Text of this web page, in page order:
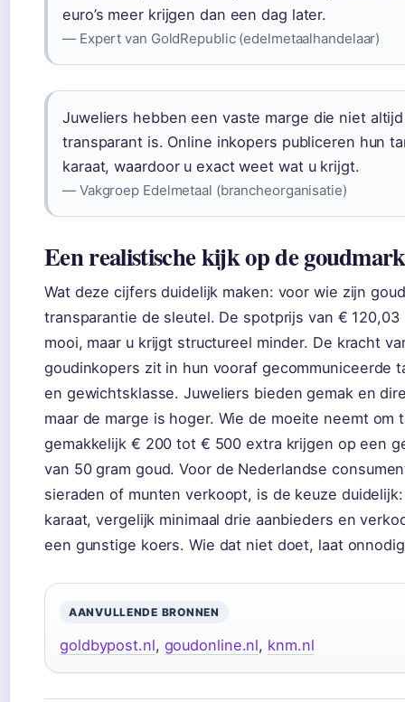
euro’s meer krijgen dan een dag later.
— Expert van GoldRepublic (edelmetaalhandelaar)
Juweliers hebben een vaste marge die niet
transparant is. Online inkopers publiceren hun
karaat, waardoor u exact weet wat u krijgt.
— Vakgroep Edelmetaal (brancheorganisatie)
Een realistische kijk op de
Wat deze cijfers duidelijk maken: voor wie zijn
transparantie de sleutel. De spotprijs van € 120,03
mooi, maar u krijgt structureel minder. De kracht
goudinkopers zit in hun vooraf gecommuniceerde
en gewichtsklasse. Juweliers bieden gemak en
maar de marge is hoger. Wie de moeite neemt om
gemakkelijk € 200 tot € 500 extra krijgen op een
van 50 gram goud. Voor de Nederlandse
sieraden of munten verkoopt, is de keuze
karaat, vergelijk minimaal drie aanbieders en
een gunstige koers. Wie dat niet doet, laat
AANVULLENDE BRONNEN
goldbypost.nl, goudonline.nl, knm.nl